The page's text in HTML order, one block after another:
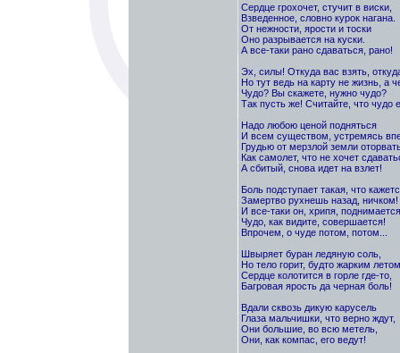
Сердце грохочет, стучит в виски,
Взведенное, словно курок нагана.
От нежности, ярости и тоски
Оно разрывается на куски.
А все-таки рано сдаваться, рано!
Эх, силы! Откуда вас взять,
Но тут ведь на карту не жизнь, а
Чудо? Вы скажете, нужно чудо?
Так пусть же! Считайте, что чудо
Надо любою ценой подняться
И всем существом, устремясь
Грудью от мерзлой земли
Как самолет, что не хочет
А сбитый, снова идет на взлет!
Боль подступает такая, что
Замертво рухнешь назад, ничком!
И все-таки он, хрипя,
Чудо, как видите, совершается!
Впрочем, о чуде потом, потом...
Швыряет буран ледяную соль,
Но тело горит, будто жарким
Сердце колотится в горле где-то,
Багровая ярость да черная боль!
Вдали сквозь дикую карусель
Глаза мальчишки, что верно ждут,
Они большие, во всю метель,
Они, как компас, его ведут!